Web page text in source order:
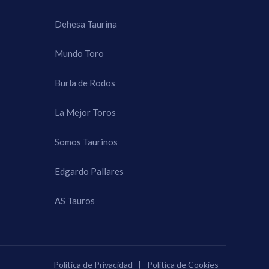
Dehesa Taurina
Mundo Toro
Burla de Rodos
La Mejor Toros
Somos Taurinos
Edgardo Pallares
AS Tauros
Política de Privacidad Política de Cookies